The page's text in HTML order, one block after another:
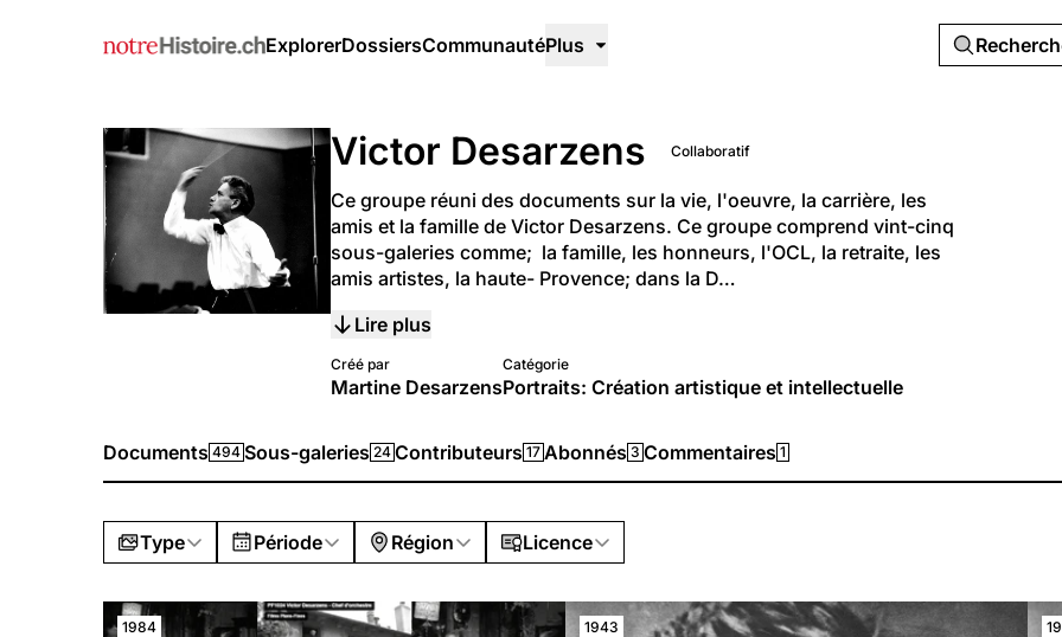
ExplorerDossiersCommunautéPlus
Victor Desarzens Collaboratif
Ce groupe réuni des documents sur la vie, l'oeuvre, la carrière, les
amis et la famille de Victor Desarzens. Ce groupe comprend vint-cinq
sous-galeries comme;  la famille, les honneurs, l'OCL, la retraite, les
amis artistes, la haute- Provence; dans la D…
Lire plus
Créé par
Martine Desarzens
Catégorie
Portraits: Création artistique et intellectuelle
Documents 494 Sous-galeries 24 Contributeurs 17 Abonnés 3 Commentaires 1
Type Période Région Licence
1984 1943